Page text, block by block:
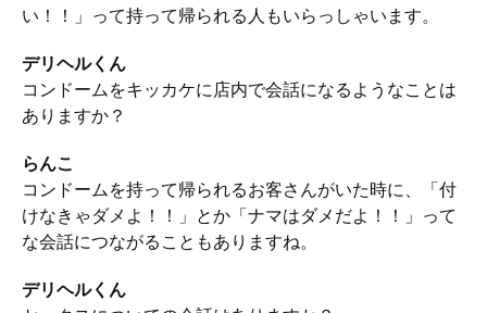
い！！」って持って帰られる人もいらっしゃいます。
デリヘルくん
コンドームをキッカケに店内で会話になるようなことは
ありますか？
らんこ
コンドームを持って帰られるお客さんがいた時に、「付
けなきゃダメよ！！」とか「ナマはダメだよ！！」って
な会話につながることもありますね。
デリヘルくん